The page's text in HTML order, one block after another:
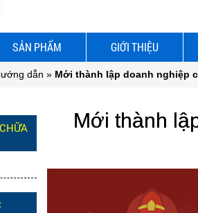
SẢN PHẨM GIỚI THIỆU
dẫn » Mới thành lập doanh nghiệp
Mới thành